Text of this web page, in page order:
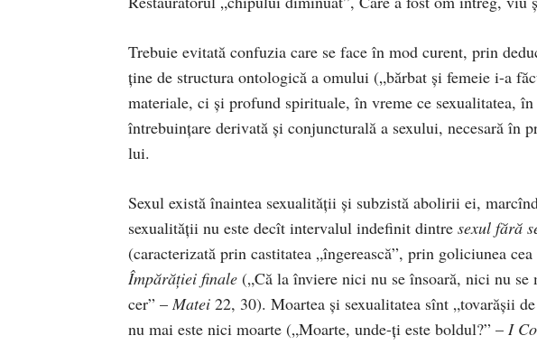
Trebuie evitată confuzia care se fa­ce în mod curent, prin
ţine de structura ontologică a o­mu­­lui („bărbat şi femeie i-a
materiale, ci şi profund spi­rituale, în vreme ce sexualitatea,
întrebuinţare derivată şi con­juncturală a sexului, necesară în
lui.
Sexul există înaintea sexu­alităţii şi subzistă abo­lirii ei,
sexualităţii nu este decît intervalul indefinit din­tre sexul fără
(caracterizată prin castitatea „în­ge­­rească”, prin goli­ciunea
Împărăţiei finale („Că la înviere nici nu se însoară, nici nu
cer” – Matei 22, 30). Moartea şi se­xu­a­litatea sînt „to­varăşii
nu mai este nici moarte („Moarte, unde-ţi este bol­dul?” – I